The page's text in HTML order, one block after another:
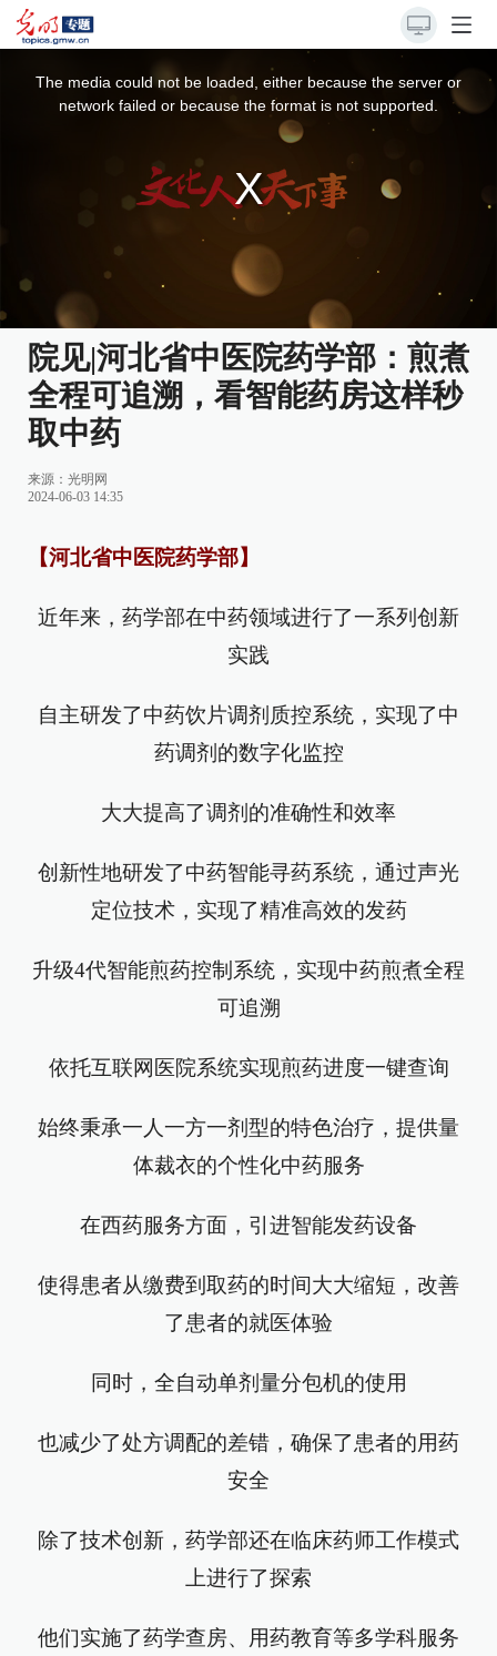
The media could not be loaded, either because the server or
network failed or because the format is not supported.
院见|河北省中医院药学部：煎煮
全程可追溯，看智能药房这样秒
取中药
来源： 光明网
2024-06-03 14:35
【河北省中医院药学部】
近年来，药学部在中药领域进行了一系列创新
实践
自主研发了中药饮片调剂质控系统，实现了中
药调剂的数字化监控
大大提高了调剂的准确性和效率
创新性地研发了中药智能寻药系统，通过声光
定位技术，实现了精准高效的发药
升级4代智能煎药控制系统，实现中药煎煮全程
可追溯
依托互联网医院系统实现煎药进度一键查询
始终秉承一人一方一剂型的特色治疗，提供量
体裁衣的个性化中药服务
在西药服务方面，引进智能发药设备
使得患者从缴费到取药的时间大大缩短，改善
了患者的就医体验
同时，全自动单剂量分包机的使用
也减少了处方调配的差错，确保了患者的用药
安全
除了技术创新，药学部还在临床药师工作模式
上进行了探索
他们实施了药学查房、用药教育等多学科服务